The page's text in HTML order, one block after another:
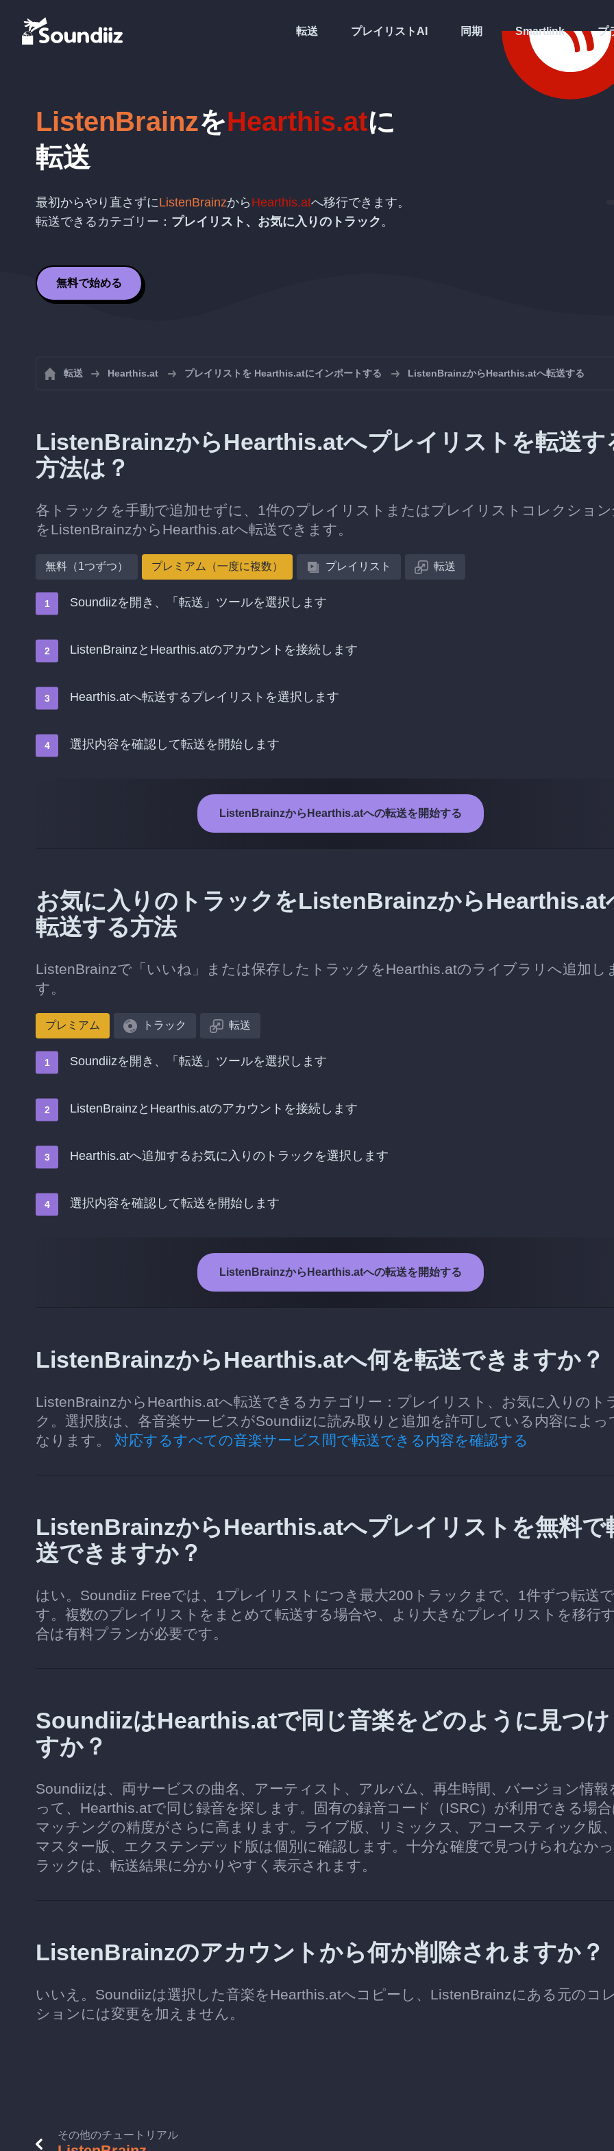
転送 プレイリストAI 同期 Smartlink プ
ListenBrainzをHearthis.atに
転送
最初からやり直さずにListenBrainzから Hearthis.atへ移行できます。
転送できるカテゴリー： プレイリスト、お気に入りのトラック。
無料で始める
転送 Hearthis.at プレイリストを Hearthis.atにインポートする ListenBrainzからHearthis.atへ転送する
ListenBrainzからHearthis.atへプレイリストを転送す
方法は？
各トラックを手動で追加せずに、1件のプレイリストまたはプレイリストコレクション
をListenBrainzからHearthis.atへ転送できます。
無料（1つずつ） プレミアム（一度に複数） プレイリスト 転送
Soundiizを開き、「転送」ツールを選択します
ListenBrainzとHearthis.atのアカウントを接続します
Hearthis.atへ転送するプレイリストを選択します
選択内容を確認して転送を開始します
ListenBrainzからHearthis.atへの転送を開始する
お気に入りのトラックをListenBrainzからHearthis.at
転送する方法
ListenBrainzで「いいね」または保存したトラックをHearthis.atのライブラリへ追加し
す。
プレミアム トラック 転送
Soundiizを開き、「転送」ツールを選択します
ListenBrainzとHearthis.atのアカウントを接続します
Hearthis.atへ追加するお気に入りのトラックを選択します
選択内容を確認して転送を開始します
ListenBrainzからHearthis.atへの転送を開始する
ListenBrainzからHearthis.atへ何を転送できますか？
ListenBrainzからHearthis.atへ転送できるカテゴリー：プレイリスト、お気に入りのト
ク。選択肢は、各音楽サービスがSoundiizに読み取りと追加を許可している内容によっ
なります。 対応するすべての音楽サービス間で転送できる内容を確認する
ListenBrainzからHearthis.atへプレイリストを無料で
送できますか？
はい。Soundiiz Freeでは、1プレイリストにつき最大200トラックまで、1件ずつ転送
す。複数のプレイリストをまとめて転送する場合や、より大きなプレイリストを移行
合は有料プランが必要です。
SoundiizはHearthis.atで同じ音楽をどのように見つけ
すか？
Soundiizは、両サービスの曲名、アーティスト、アルバム、再生時間、バージョン情報
って、Hearthis.atで同じ録音を探します。固有の録音コード（ISRC）が利用できる場合
マッチングの精度がさらに高まります。ライブ版、リミックス、アコースティック版
マスター版、エクステンデッド版は個別に確認します。十分な確度で見つけられなかっ
ラックは、転送結果に分かりやすく表示されます。
ListenBrainzのアカウントから何か削除されますか？
いいえ。Soundiizは選択した音楽をHearthis.atへコピーし、ListenBrainzにある元のコ
ションには変更を加えません。
その他のチュートリアル